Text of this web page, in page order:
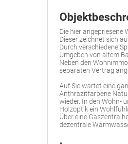
Die hier angepriesene
Dieser zeichnet sich
Durch verschiedene
Umgeben von altem
Neben den
separaten Vertrag
Auf Sie wartet eine
Anthrazitfarbene
wieder. In den Wohn-
Holzoptik ein
Über eine
dezentrale